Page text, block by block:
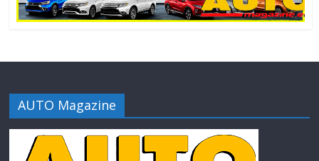
AUTO Magazine